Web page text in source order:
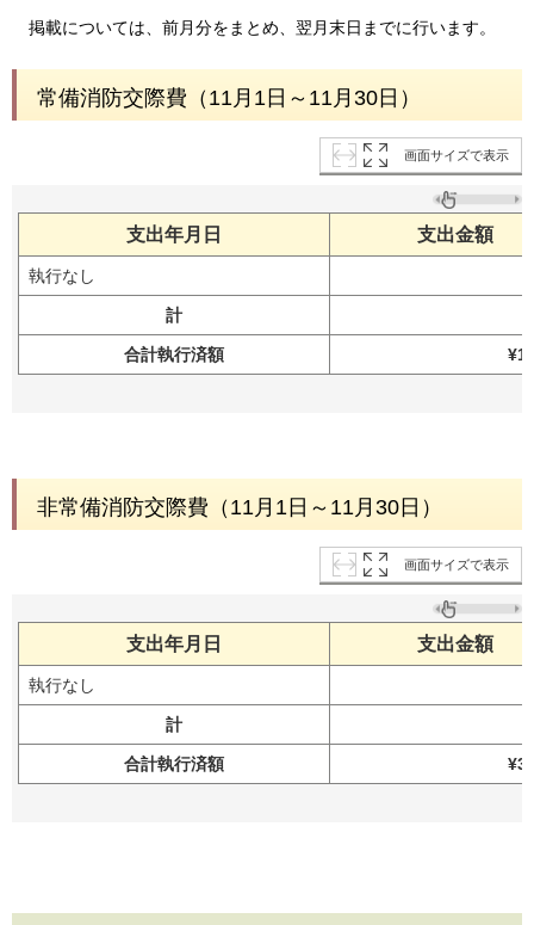
掲載については、前月分をまとめ、翌月末日までに行います。
常備消防交際費（11月1日～11月30日）
画面サイズで表示
支出年月日 支出金額
執行なし
計
合計執行済額
非常備消防交際費（11月1日～11月30日）
画面サイズで表示
支出年月日 支出金額
執行なし
計
合計執行済額